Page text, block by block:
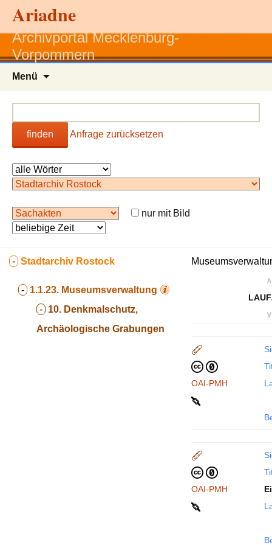
Ariadne
Archivportal Mecklenburg-
Vorpommern
Menü
finden Anfrage zurücksetzen
nur mit Bild
- Stadtarchiv Rostock
- 1.1.23. Museumsverwaltung
- 10. Denkmalschutz,
Archäologische Grabungen
∧
∨
OAI-PMH
OAI-PMH